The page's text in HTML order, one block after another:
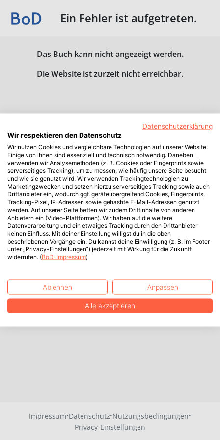
Ein Fehler ist aufgetreten.
Das Buch kann nicht angezeigt werden.
Die Website ist zurzeit nicht erreichbar.
Impressum·Datenschutz·Nutzungsbedingungen·
Privacy-Einstellungen
Datenschutzerklärung
Wir respektieren den Datenschutz
Wir nutzen Cookies und vergleichbare Technologien auf unserer Website.
Einige von ihnen sind essenziell und technisch notwendig. Daneben
verwenden wir Analysemethoden (z. B. Cookies oder Fingerprints sowie
serverseitiges Tracking), um zu messen, wie häufig unsere Seite besucht
und wie sie genutzt wird. Wir verwenden Trackingtechnologien zu
Marketingzwecken und setzen hierzu serverseitiges Tracking sowie auch
Drittanbieter ein, wodurch ggf. geräteübergreifend Cookies, Fingerprints,
Tracking-Pixel, IP-Adressen sowie gehashte E-Mail-Adressen genutzt
werden. Auf unserer Seite betten wir zudem Drittinhalte von anderen
Anbietern ein (Video-Plattformen). Wir haben auf die weitere
Datenverarbeitung und ein etwaiges Tracking durch den Drittanbieter
keinen Einfluss. Mit deiner Einstellung willigst du in die oben
beschriebenen Vorgänge ein. Du kannst deine Einwilligung (z. B. im Footer
unter „Privacy-Einstellungen“) jederzeit mit Wirkung für die Zukunft
widerrufen. (BoD-Impressum)
Ablehnen Anpassen
Alle akzeptieren